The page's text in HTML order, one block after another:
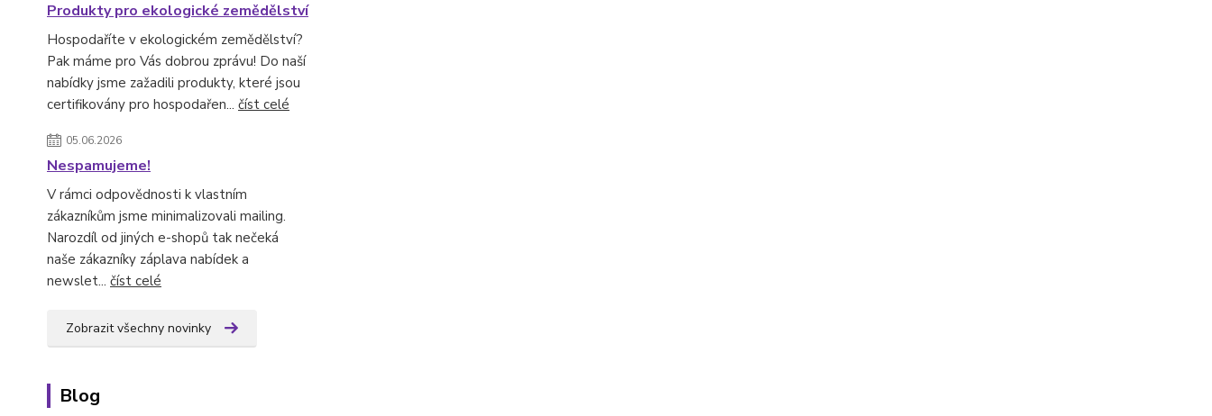
Produkty pro ekologické zemědělství
Hospodaříte v ekologickém zemědělství?
Pak máme pro Vás dobrou zprávu! Do naší
nabídky jsme zažadili produkty, které jsou
certifikovány pro hospodařen... číst celé
05.06.2026
Nespamujeme!
V rámci odpovědnosti k vlastním
zákazníkům jsme minimalizovali mailing.
Narozdíl od jiných e-shopů tak nečeká
naše zákazníky záplava nabídek a
newslet... číst celé
Zobrazit všechny novinky
Blog